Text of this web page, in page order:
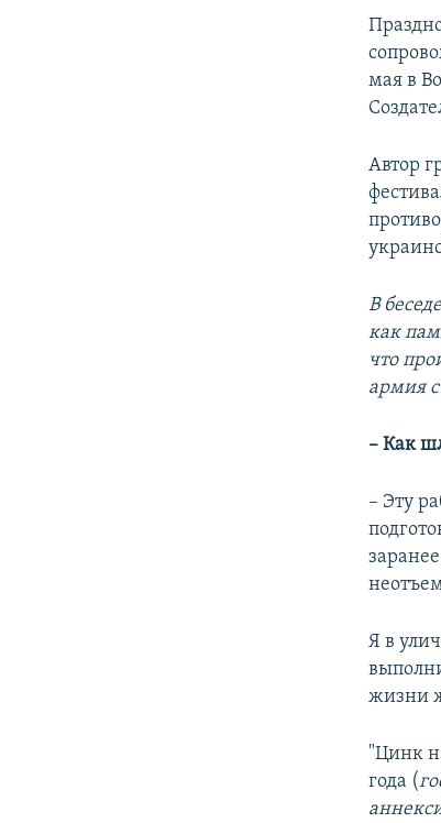
мая в
Автор
В
как
что
армия
– Как
– Эту
Я в
жизни
"Цинк
года (